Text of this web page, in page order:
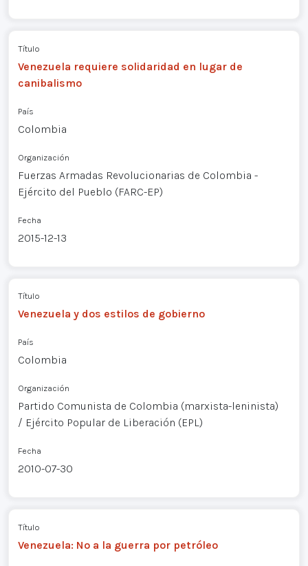
Título
Venezuela requiere solidaridad en lugar de
canibalismo
País
Colombia
Organización
Fuerzas Armadas Revolucionarias de Colombia -
Ejército del Pueblo (FARC-EP)
Fecha
2015-12-13
Título
Venezuela y dos estilos de gobierno
País
Colombia
Organización
Partido Comunista de Colombia (marxista-leninista)
/ Ejército Popular de Liberación (EPL)
Fecha
2010-07-30
Título
Venezuela: No a la guerra por petróleo